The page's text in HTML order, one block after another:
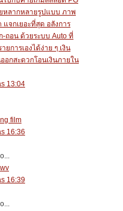
หลากหลายรูปแบบ ภาพ
จกเยอะที่สุด อลังการ
ถอน ด้วยระบบ Auto ที่
การเองได้ง่าย ๆ เงิน
อกสะดวกโอนเงินภายใน
13:04
film
16:36
16:39